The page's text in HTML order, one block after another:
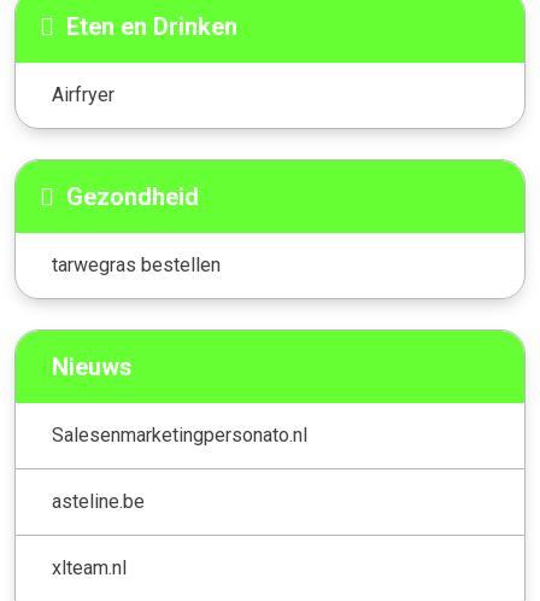
Eten en Drinken
Airfryer
Gezondheid
tarwegras bestellen
Nieuws
Salesenmarketingpersonato.nl
asteline.be
xlteam.nl